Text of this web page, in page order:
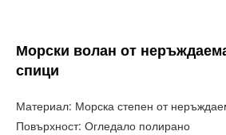
Морски волан от
спици
Материал: Морска степен от
Повърхност: Огледало полирано